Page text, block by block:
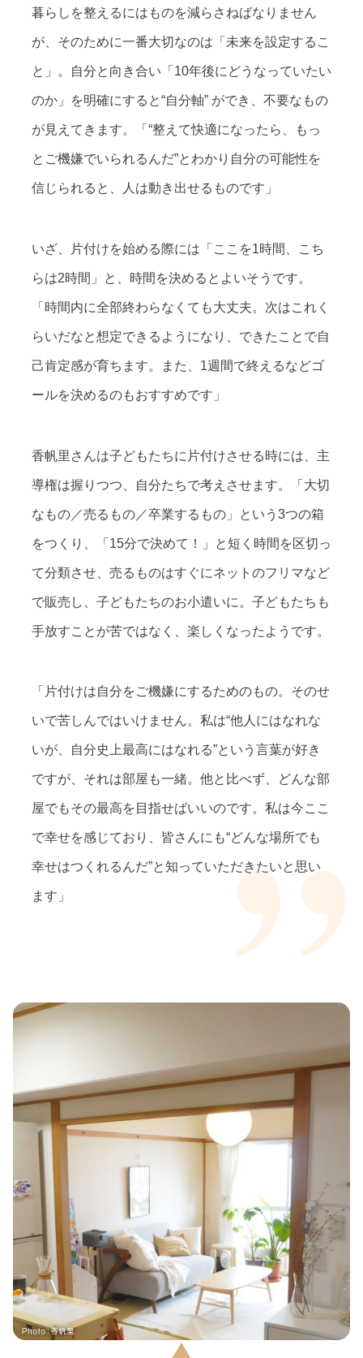
暮らしを整えるにはものを減らさねばなりません
が、そのために一番大切なのは「未来を設定するこ
と」。自分と向き合い「10年後にどうなっていたい
のか」を明確にすると“自分軸” ができ、不要なもの
が見えてきます。「“整えて快適になったら、もっ
とご機嫌でいられるんだ”とわかり自分の可能性を
信じられると、人は動き出せるものです」
いざ、片付けを始める際には「ここを1時間、こち
らは2時間」と、時間を決めるとよいそうです。
「時間内に全部終わらなくても大丈夫。次はこれく
らいだなと想定できるようになり、できたことで自
己肯定感が育ちます。また、1週間で終えるなどゴ
ールを決めるのもおすすめです」
香帆里さんは子どもたちに片付けさせる時には、主
導権は握りつつ、自分たちで考えさせます。「大切
なもの／売るもの／卒業するもの」という3つの箱
をつくり、「15分で決めて！」と短く時間を区切っ
て分類させ、売るものはすぐにネットのフリマなど
で販売し、子どもたちのお小遣いに。子どもたちも
手放すことが苦ではなく、楽しくなったようです。
「片付けは自分をご機嫌にするためのもの。そのせ
いで苦しんではいけません。私は“他人にはなれな
いが、自分史上最高にはなれる”という言葉が好き
ですが、それは部屋も一緒。他と比べず、どんな部
屋でもその最高を目指せばいいのです。私は今ここ
で幸せを感じており、皆さんにも“どんな場所でも
幸せはつくれるんだ”と知っていただきたいと思い
ます」